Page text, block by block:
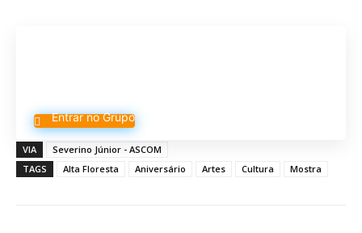
Entrar no Grupo
VIA
Severino Júnior - ASCOM
TAGS
Alta Floresta Aniversário Artes Cultura Mostra